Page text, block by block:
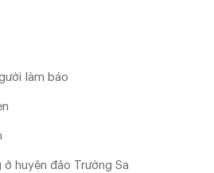
làm báo
ở huyện đảo Trường Sa